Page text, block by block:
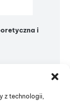
z technologii,
i